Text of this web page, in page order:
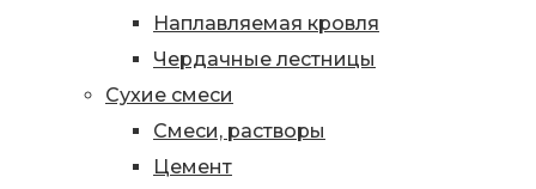
Наплавляемая кровля
Чердачные лестницы
Сухие смеси
Смеси, растворы
Цемент